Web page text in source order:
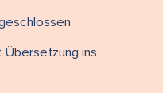
Übersetzung ins